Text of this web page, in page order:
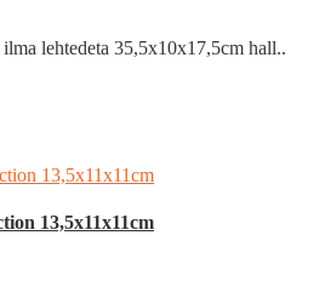
lehtedeta 35,5x10x17,5cm hall..
13,5x11x11cm